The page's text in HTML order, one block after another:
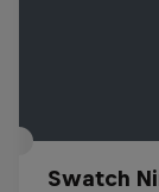
Swatch